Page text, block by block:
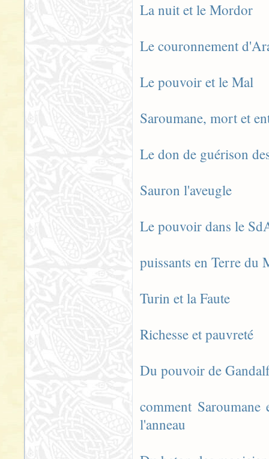
La nuit et le Mordor
Le couronnement
Le pouvoir et le Mal
Saroumane, mort et
Le don de guérison
Sauron l'aveugle
Le pouvoir dans le
puissants en Terre du
Turin et la Faute
Richesse et pauvreté
Du pouvoir de
comment
l'anneau